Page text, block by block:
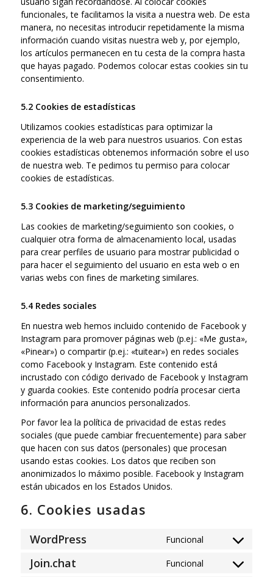
funcionales, te facilitamos la visita a nuestra web. De esta
manera, no necesitas introducir repetidamente la misma
información cuando visitas nuestra web y, por ejemplo,
los artículos permanecen en tu cesta de la compra hasta
que hayas pagado. Podemos colocar estas cookies sin tu
consentimiento.
5.2 Cookies de estadísticas
Utilizamos cookies estadísticas para optimizar la
experiencia de la web para nuestros usuarios. Con estas
cookies estadísticas obtenemos información sobre el uso
de nuestra web. Te pedimos tu permiso para colocar
cookies de estadísticas.
5.3 Cookies de marketing/seguimiento
Las cookies de marketing/seguimiento son cookies, o
cualquier otra forma de almacenamiento local, usadas
para crear perfiles de usuario para mostrar publicidad o
para hacer el seguimiento del usuario en esta web o en
varias webs con fines de marketing similares.
5.4 Redes sociales
En nuestra web hemos incluido contenido de Facebook y
Instagram para promover páginas web (p.ej.: «Me gusta»,
«Pinear») o compartir (p.ej.: «tuitear») en redes sociales
como Facebook y Instagram. Este contenido está
incrustado con código derivado de Facebook y Instagram
y guarda cookies. Este contenido podría procesar cierta
información para anuncios personalizados.
Por favor lea la política de privacidad de estas redes
sociales (que puede cambiar frecuentemente) para saber
que hacen con sus datos (personales) que procesan
usando estas cookies. Los datos que reciben son
anonimizados lo máximo posible. Facebook y Instagram
están ubicados en los Estados Unidos.
6. Cookies usadas
WordPress Funcional
Consent
service
Join.chat Funcional
Consent